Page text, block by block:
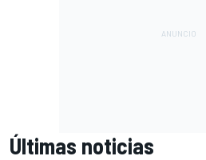
Últimas noticias